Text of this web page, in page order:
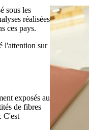
sous les
réalisées
ces pays.
l'attention sur
exposés au
de fibres
C'est